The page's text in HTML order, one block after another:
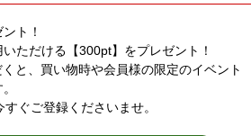
ト！
ただける【300pt】をプレゼント！
と、買い物時や会員様の限定のイベント
ぐご登録くださいませ。